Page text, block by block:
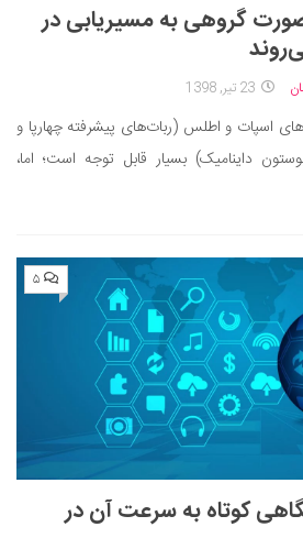
گروهی به مسیریابی در
23 تیر, 1398
اسپات و اطلس (ربات‌های پیشرفته چهارپا و
داینامیک) بسیار قابل توجه است؛ اما،
۵
کوتاه به سرعت آن در